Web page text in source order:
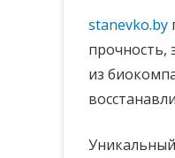
stanevko.by
прочность,
из